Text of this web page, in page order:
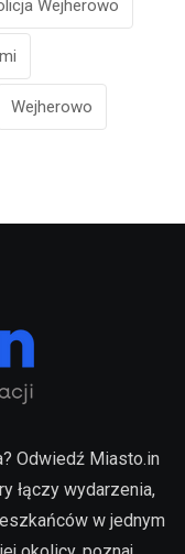
Wejherowo
Wejherowo
Odwiedź Miasto.in
łączy wydarzenia,
w jednym